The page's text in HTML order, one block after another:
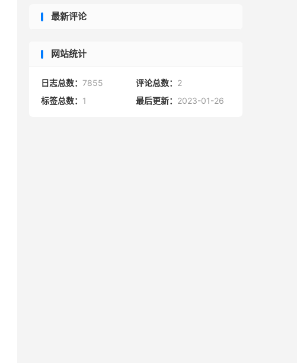
最新评论
网站统计
日志总数： 7855 评论总数： 2
标签总数： 1 最后更新： 2023-01-26